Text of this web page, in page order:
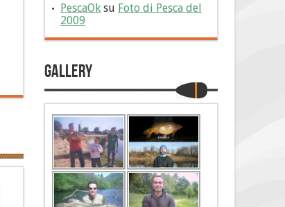
PescaOk su Foto di Pesca del
2009
Gallery